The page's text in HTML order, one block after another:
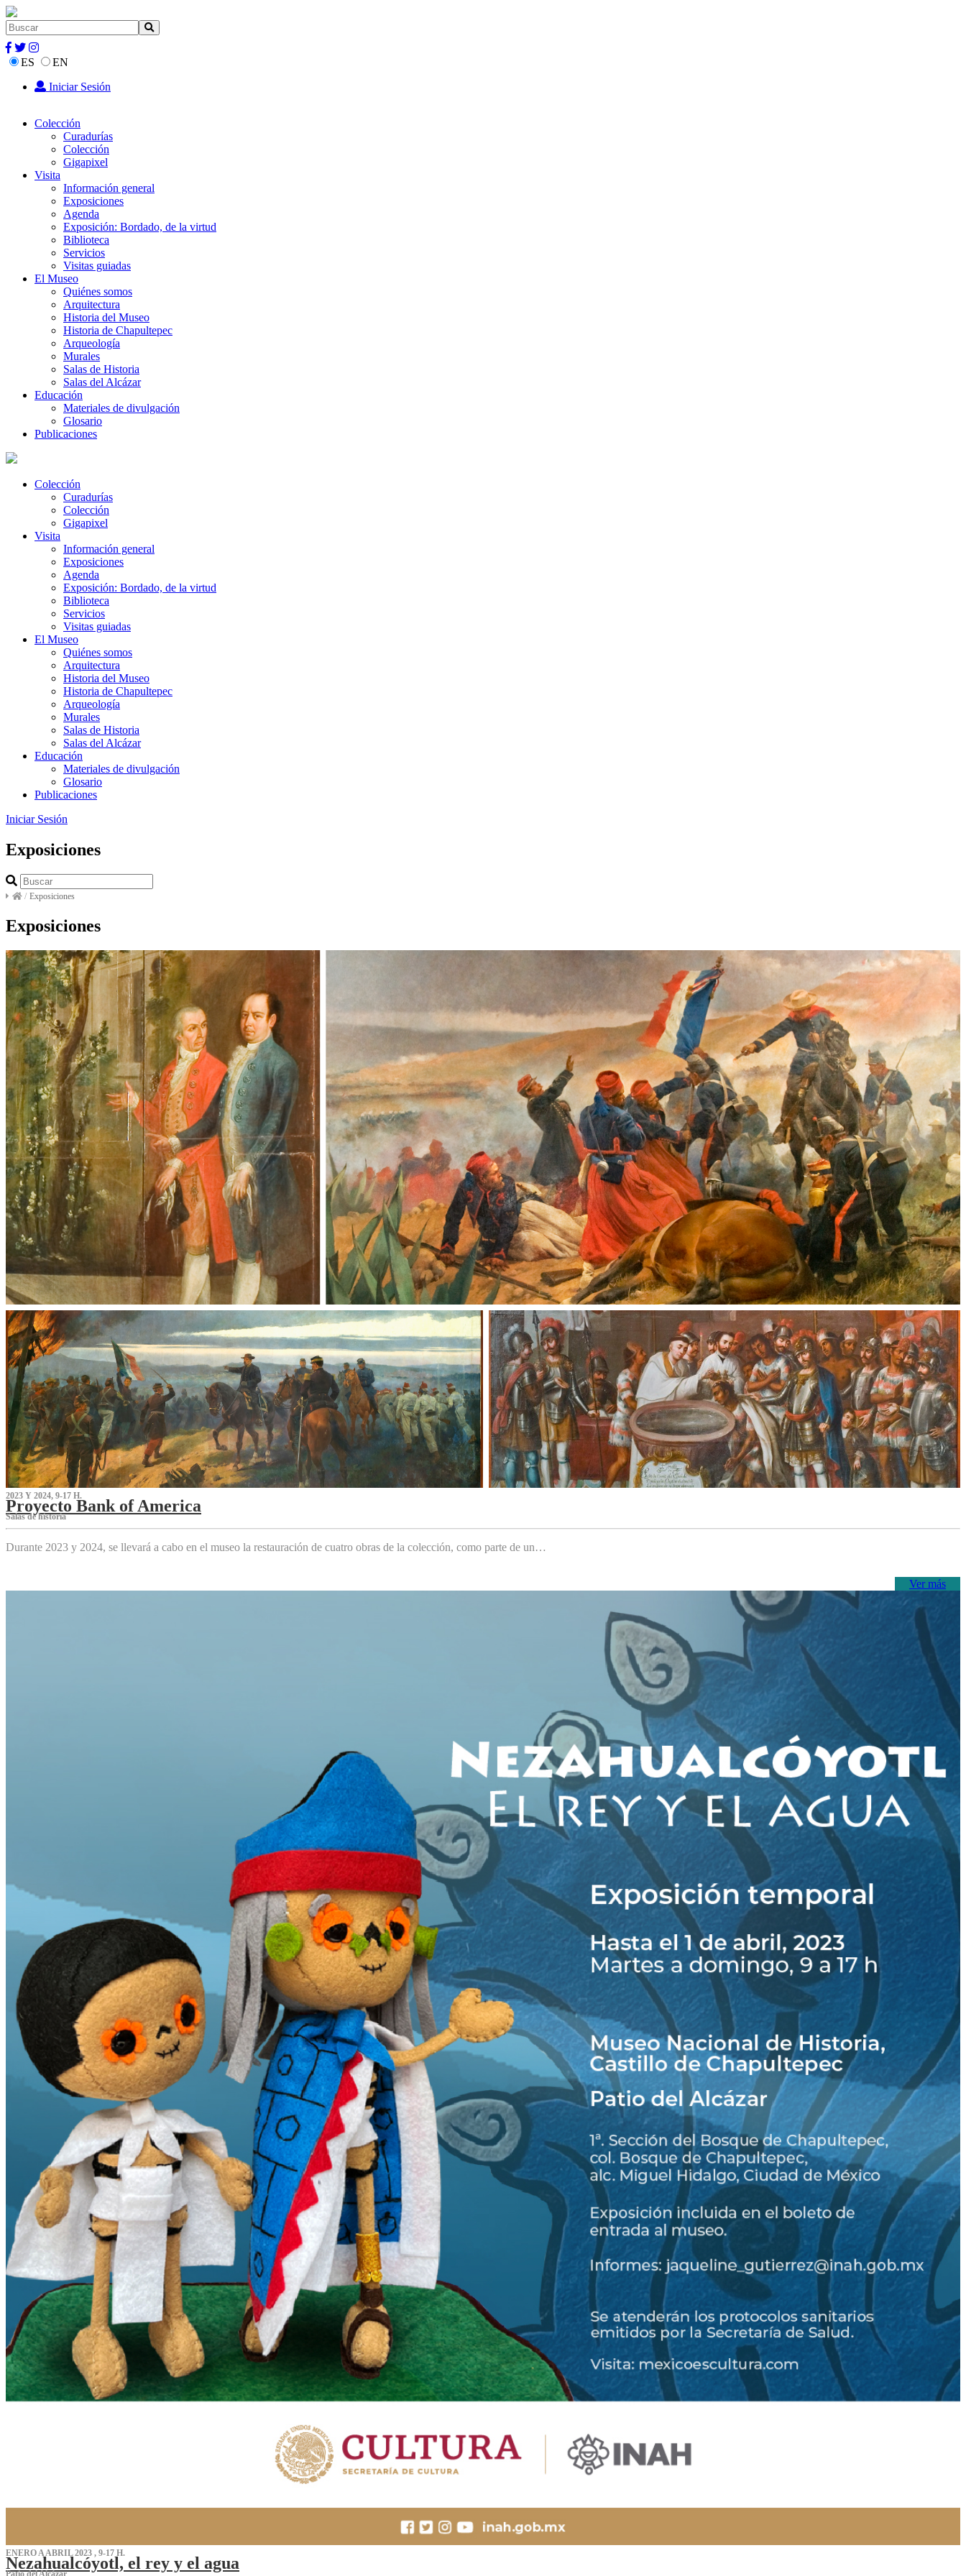
ES
EN
Iniciar Sesión
Colección
Curadurías
Colección
Gigapixel
Visita
Información general
Exposiciones
Agenda
Exposición: Bordado, de la virtud
Biblioteca
Servicios
Visitas guiadas
El Museo
Quiénes somos
Arquitectura
Historia del Museo
Historia de Chapultepec
Arqueología
Murales
Salas de Historia
Salas del Alcázar
Educación
Materiales de divulgación
Glosario
Publicaciones
Colección
Curadurías
Colección
Gigapixel
Visita
Información general
Exposiciones
Agenda
Exposición: Bordado, de la virtud
Biblioteca
Servicios
Visitas guiadas
El Museo
Quiénes somos
Arquitectura
Historia del Museo
Historia de Chapultepec
Arqueología
Murales
Salas de Historia
Salas del Alcázar
Educación
Materiales de divulgación
Glosario
Publicaciones
Iniciar Sesión
Exposiciones
/ Exposiciones
Exposiciones
2023 Y 2024, 9-17 H.
Proyecto Bank of America
S‌alas de historia
Durante 2023 y 2024, se llevará a cabo en el museo la restauración de cuatro obras de la colección, como parte de un…
Ver más
ENERO A ABRIL 2023 , 9-17 H.
Nezahualcóyotl, el rey y el agua